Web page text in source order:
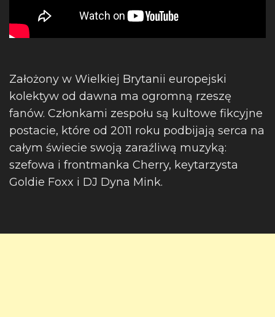
Założony w Wielkiej Brytanii europejski
kolektyw od dawna ma ogromną rzeszę
fanów. Członkami zespołu są kultowe fikcyjne
postacie, które od 2011 roku podbijają serca na
całym świecie swoją zaraźliwą muzyką:
szefowa i frontmanka Cherry, keytarzysta
Goldie Foxx i DJ Dyna Mink.